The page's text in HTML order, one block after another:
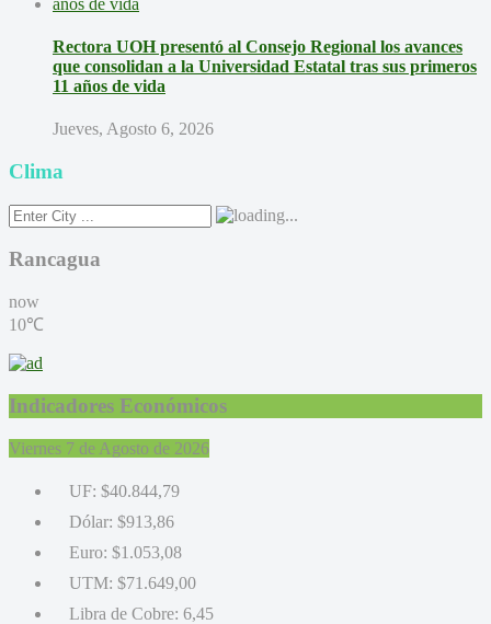
Rectora UOH presentó al Consejo Regional los avances
que consolidan a la Universidad Estatal tras sus primeros
11 años de vida
Jueves, Agosto 6, 2026
Clima
Rancagua
now
10℃
Indicadores Económicos
Viernes 7 de Agosto de 2026
UF: $40.844,79
Dólar: $913,86
Euro: $1.053,08
UTM: $71.649,00
Libra de Cobre: 6,45